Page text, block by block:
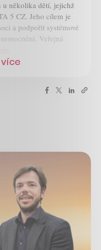
u několika dětí, jejichž
5 CZ. Jeho cílem je
a podpořit systémové
Veřejná